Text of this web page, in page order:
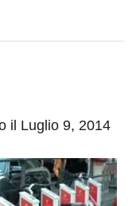
il Luglio 9, 2014